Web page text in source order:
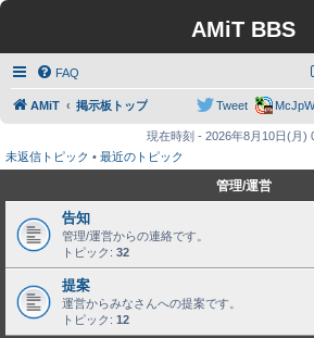
AMiT BBS
FAQ
AMiT 掲示板トップ Tweet
現在時刻 - 2026年8月10日(月)
未返信トピック • 最近のトピック
管理/運営
告知
管理/運営からの連絡です。
トピック: 32
提案
運営からみなさんへの提案です。
トピック: 12